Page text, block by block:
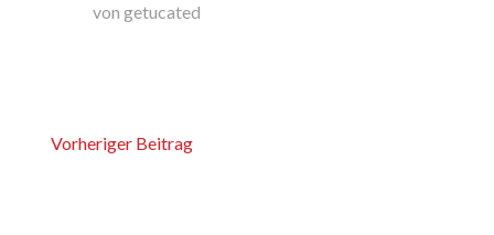
von getucated
Vorheriger Beitrag